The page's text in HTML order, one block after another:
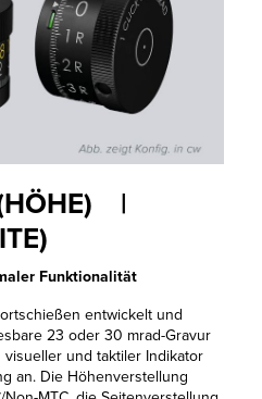
|
Funktionalität
entwickelt und
23 oder 30 mrad-Gravur
und taktiler Indikator
an. Die Höhenverstellung